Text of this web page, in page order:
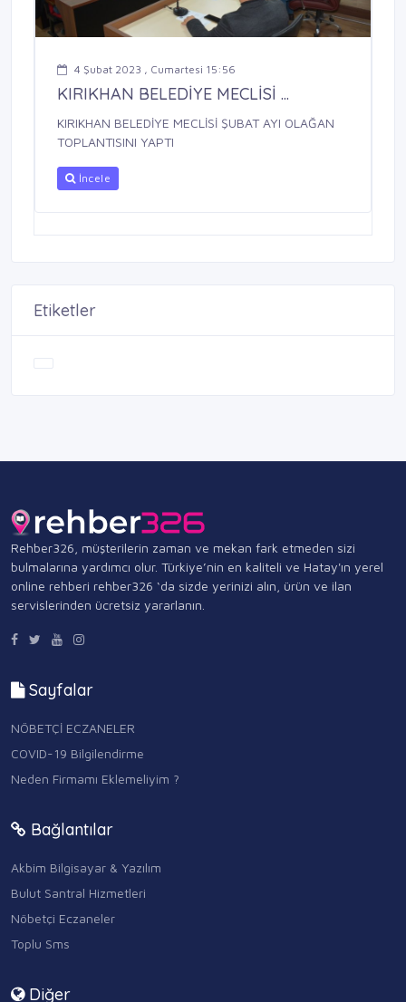
4 Şubat 2023 , Cumartesi 15:56
KIRIKHAN BELEDİYE MECLİSİ ...
KIRIKHAN BELEDİYE MECLİSİ ŞUBAT AYI OLAĞAN
TOPLANTISINI YAPTI
İncele
Etiketler
Rehber326, müşterilerin zaman ve mekan fark etmeden sizi
bulmalarına yardımcı olur. Türkiye’nin en kaliteli ve Hatay'ın yerel
online rehberi rehber326 ‘da sizde yerinizi alın, ürün ve ilan
servislerinden ücretsiz yararlanın.
Sayfalar
NÖBETÇİ ECZANELER
COVID-19 Bilgilendirme
Neden Firmamı Eklemeliyim ?
Bağlantılar
Akbim Bilgisayar & Yazılım
Bulut Santral Hizmetleri
Nöbetçi Eczaneler
Toplu Sms
Diğer